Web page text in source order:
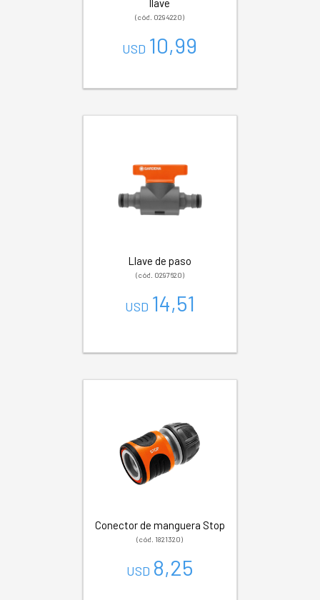
(cód. 0294220)
USD 10,99
Llave de paso
(cód. 0297620)
USD 14,51
Conector de manguera Stop
(cód. 1821320)
USD 8,25